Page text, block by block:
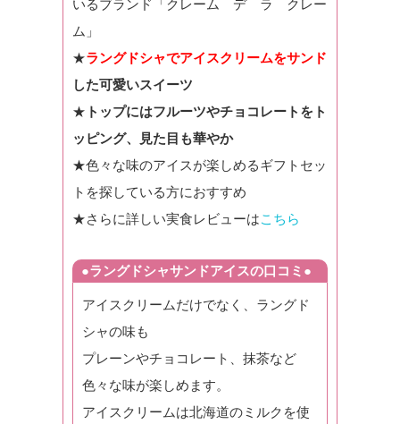
いるブランド「クレーム デ ラ クレー
ム」
★ラングドシャでアイスクリームをサンド
した可愛いスイーツ
★ トップにはフルーツやチョコレートをト
ッピング、見た目も華やか
★色々な味のアイスが楽しめるギフトセッ
トを探している方におすすめ
★さらに詳しい実食レビューはこちら
●ラングドシャサンドアイスの口コミ●
アイスクリームだけでなく、ラングド
シャの味も
プレーンやチョコレート、抹茶など
色々な味が楽しめます。
アイスクリームは北海道のミルクを使